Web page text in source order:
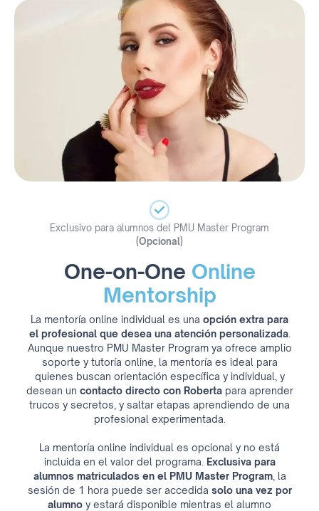
Exclusivo para alumnos del PMU Master Program
(Opcional)
One-on-One Online
Mentorship
La mentoría online individual es una opción extra para
el profesional que desea una atención personalizada.
Aunque nuestro PMU Master Program ya ofrece amplio
soporte y tutoría online, la mentoría es ideal para
quienes buscan orientación específica y individual, y
desean un contacto directo con Robertapara aprender
trucos y secretos, y saltar etapas aprendiendo de una
profesional experimentada.
La mentoría online individual es opcional y no está
incluida en el valor del programa. Exclusiva para
alumnos matriculados en el PMU Master Program, la
sesión de 1 hora puede ser accedida solo una vez por
alumno y estará disponible mientras el alumno